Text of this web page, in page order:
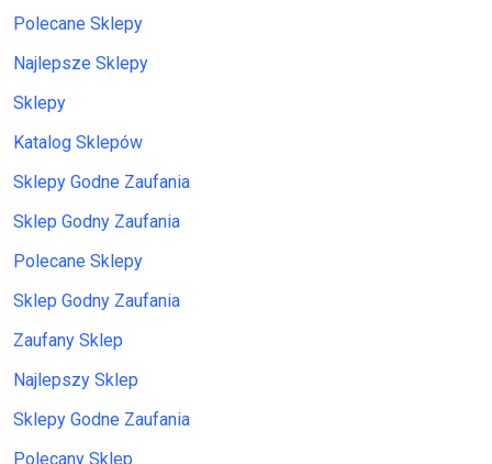
Polecane Sklepy
Najlepsze Sklepy
Sklepy
Katalog Sklepów
Sklepy Godne Zaufania
Sklep Godny Zaufania
Polecane Sklepy
Sklep Godny Zaufania
Zaufany Sklep
Najlepszy Sklep
Sklepy Godne Zaufania
Polecany Sklep